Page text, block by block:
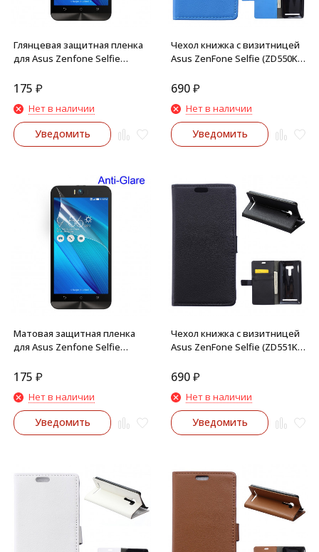
Глянцевая защитная пленка
для Asus Zenfone Selfie
175 ₽
Нет в наличии
Уведомить
Чехол книжка с визитницей
Asus ZenFone Selfie (ZD550KL,
690₽
Нет в наличии
Уведомить
Матовая защитная пленка
для Asus Zenfone Selfie
175 ₽
Нет в наличии
Уведомить
Чехол книжка с визитницей
Asus ZenFone Selfie (ZD551KL,
690₽
Нет в наличии
Уведомить